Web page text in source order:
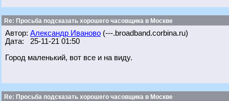
Re: Просьба подсказать хорошего часовщика в Москве
Автор: Александр Иваново (---.broadband.corbina.ru)
Дата: 25-11-21 01:50
Город маленький, вот все и на виду.
Re: Просьба подсказать хорошего часовщика в Москве